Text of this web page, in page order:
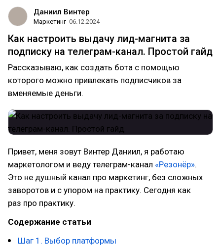
Даниил Винтер
Маркетинг 06.12.2024
Как настроить выдачу лид-магнита за
подписку на телеграм-канал. Простой гайд
Рассказываю, как создать бота с помощью
которого можно привлекать подписчиков за
вменяемые деньги.
Привет, меня зовут Винтер Даниил, я работаю
маркетологом и веду телеграм-канал «Резонёр».
Это не душный канал про маркетинг, без сложных
заворотов и с упором на практику. Сегодня как
раз про практику.
Содержание статьи
Шаг 1. Выбор платформы